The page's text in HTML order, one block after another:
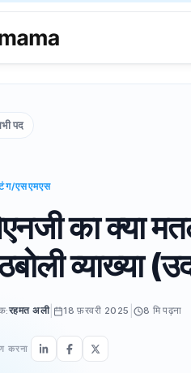
पद
एसएमएस
का क्या
व्याख्या
रहमत अली| 18 फ़रवरी 2025 8 मिपढ़ना
करना